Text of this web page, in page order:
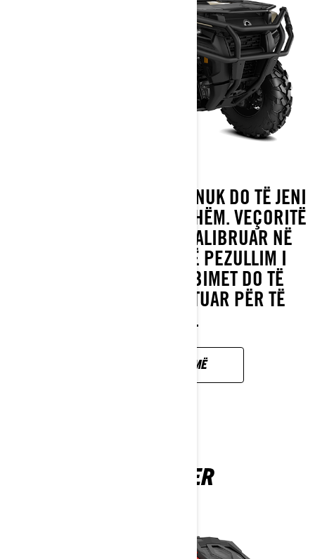
ME NJË OUTLANDER PRO, NUK DO TË JENI
KURRË TË JASHTËZAKONSHËM. VEÇORITË
SI MOTORËT ROTAX TË KALIBRUAR NË
PUNË DHE CVT DHE NJË PEZULLIM I
KALIBRUAR NGA SHËRBIMET DO TË
THOTË SE ËSHTË NDËRTUAR PËR TË
VAZHDUAR.
ZBULONI MË SHUMË
OUTLANDER